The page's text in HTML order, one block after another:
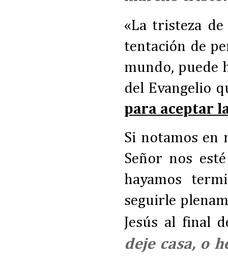
«La tristeza
tentación de
mundo, puede
del Evangelio
para aceptar
Si notamos en
Señor nos
hayamos
seguirle
Jesús al final
deje casa, o